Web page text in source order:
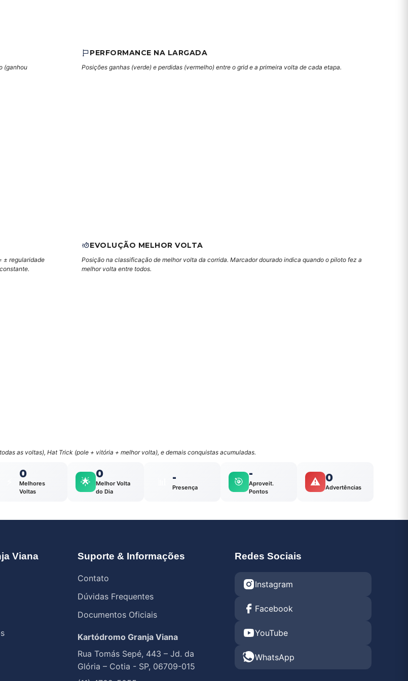
(ganhou
PERFORMANCE NA LARGADA
Posições ganhas (verde) e perdidas (vermelho) entre o grid e a primeira volta de cada etapa.
± regularidade
EVOLUÇÃO MELHOR VOLTA
Posição na classificação de melhor volta da corrida. Marcador dourado indica quando o piloto fez a
melhor volta entre todos.
as voltas), Hat Trick (pole + vitória + melhor volta), e demais conquistas acumuladas.
0
Melhores
Voltas
🌟
0
Melhor Volta
do Dia
-
Presença 🎯
-
Aproveit.
Pontos
⚠️ 0
Advertências
Viana Suporte & Informações
Contato
Dúvidas Frequentes
Documentos Oficiais
Kartódromo Granja Viana
Rua Tomás Sepé, 443 – Jd. da
Glória – Cotia - SP, 06709-015
Redes Sociais
Instagram
Facebook
YouTube
WhatsApp